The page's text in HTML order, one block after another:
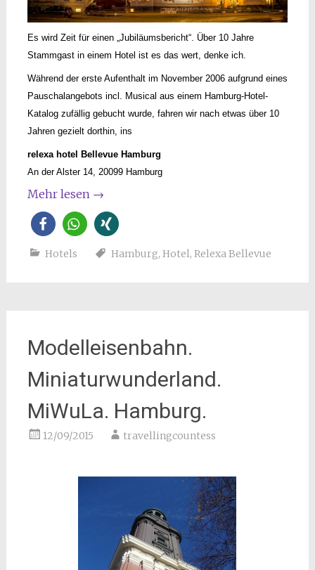
Es wird Zeit für einen „Jubiläumsbericht“. Über 10 Jahre
Stammgast in einem Hotel ist es das wert, denke ich.
Während der erste Aufenthalt im November 2006 aufgrund eines
Pauschalangebots incl. Musical aus einem Hamburg-Hotel-
Katalog zufällig gebucht wurde, fahren wir nach etwas über 10
Jahren gezielt dorthin, ins
relexa hotel Bellevue Hamburg
An der Alster 14, 20099 Hamburg
Mehr lesen →
Hotels Hamburg, Hotel, Relexa Bellevue
Modelleisenbahn.
Miniaturwunderland.
MiWuLa. Hamburg.
12/09/2015 travellingcountess